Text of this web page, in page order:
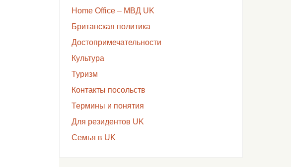
Home Office – МВД UK
Британская политика
Достопримечательности
Культура
Туризм
Контакты посольств
Термины и понятия
Для резидентов UK
Семья в UK